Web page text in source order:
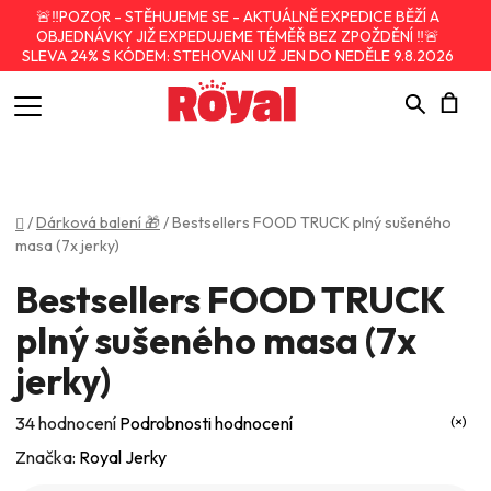
🚨‼️POZOR - STĚHUJEME SE - AKTUÁLNĚ EXPEDICE BĚŽÍ A
OBJEDNÁVKY JIŽ EXPEDUJEME TÉMĚŘ BEZ ZPOŽDĚNÍ ‼️🚨
SLEVA 24% S KÓDEM: STEHOVANI UŽ JEN DO NEDĚLE 9.8.2026
Hledat
Domů
/Dárková balení 🎁 /Bestsellers FOOD TRUCK plný sušeného
masa (7x jerky)
Bestsellers FOOD TRUCK
plný sušeného masa (7x
jerky)
Průměrné
hodnocení
34 hodnocení Podrobnosti hodnocení
Značka: Royal Jerky